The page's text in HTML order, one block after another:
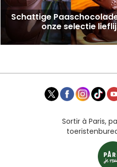
Schattige
onze selectie
Sortir à Paris,